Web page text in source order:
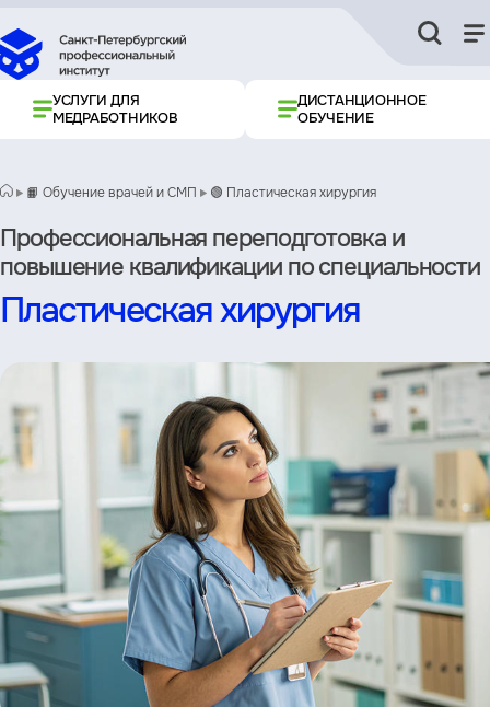
УСЛУГИ ДЛЯ
МЕДРАБОТНИКОВ
ДИСТАНЦИОННОЕ
ОБУЧЕНИЕ
📙 Обучение врачей и СМП 🟢 Пластическая хирургия
Профессиональная переподготовка и
повышение квалификации по специальности
Пластическая хирургия